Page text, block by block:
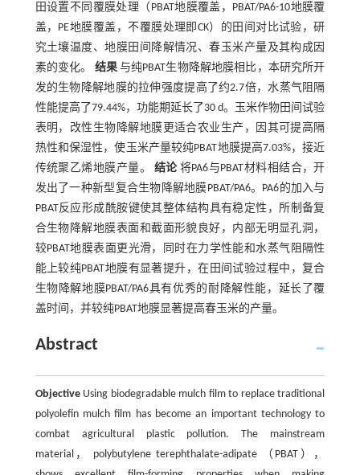
田设置不同覆膜处理（PBAT地膜覆盖，PBAT/PA6-10地膜覆
盖，PE地膜覆盖，不覆膜处理即CK）的田间对比试验，研
究土壤温度、地膜田间降解情况、春玉米产量及其构成因
素的变化。 结果与纯PBAT生物降解地膜相比，本研究所开
发的生物降解地膜的拉伸强度提高了约2.7倍，水蒸气阻隔
性能提高了79.44%，功能期延长了30 d。玉米作物田间试验
表明，改性生物降解地膜更适合农业生产，因其可提高隔
热性和保湿性，使玉米产量较纯PBAT地膜提高7.03%，接近
传统聚乙烯地膜产量。 结论将PA6与PBAT材料相结合，开
发出了一种新型复合生物降解地膜PBAT/PA6。PA6的加入与
PBAT反应形成酰胺键使其整体结构具有稳定性，所制备复
合生物降解地膜表面和截面形貌良好，内部无明显孔洞，
较PBAT地膜表面更光滑，同时在力学性能和水蒸气阻隔性
能上较纯PBAT地膜有显著提升，在田间试验过程中，复合
生物降解地膜PBAT/PA6具有优秀的耐降解性能，延长了覆
盖时间，并较纯PBAT地膜显著提高春玉米的产量。
Abstract
ObjectiveUsing biodegradable mulch film to replace traditional
polyolefin mulch film has become an important technology to
combat agricultural plastic pollution. The mainstream
material， polybutylene terephthalate-adipate （PBAT），